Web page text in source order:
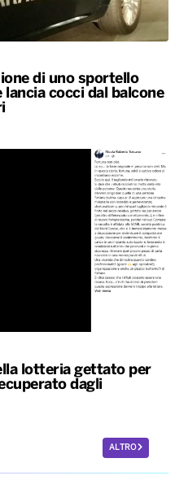
di uno sportello
cocci dal balcone
lotteria gettato per
dagli
ALTRO